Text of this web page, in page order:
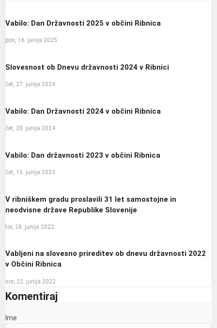
Vabilo: Dan Državnosti 2025 v občini Ribnica
pon, 16. junija 2025
Slovesnost ob Dnevu državnosti 2024 v Ribnici
čet, 27. junija 2024
Vabilo: Dan Državnosti 2024 v občini Ribnica
čet, 20. junija 2024
Vabilo: Dan državnosti 2023 v občini Ribnica
čet, 15. junija 2023
V ribniškem gradu proslavili 31 let samostojne in
neodvisne države Republike Slovenije
tor, 28. junija 2022
Vabljeni na slovesno prireditev ob dnevu državnosti 2022
v Občini Ribnica
sre, 22. junija 2022
Komentiraj
Ime